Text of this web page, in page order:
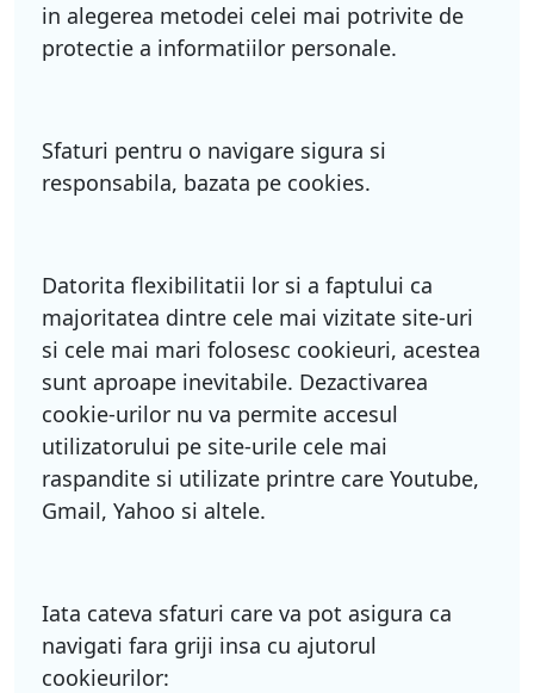
in alegerea metodei celei mai potrivite de
protectie a informatiilor personale.
Sfaturi pentru o navigare sigura si
responsabila, bazata pe cookies.
Datorita flexibilitatii lor si a faptului ca
majoritatea dintre cele mai vizitate site-uri
si cele mai mari folosesc cookieuri, acestea
sunt aproape inevitabile. Dezactivarea
cookie-urilor nu va permite accesul
utilizatorului pe site-urile cele mai
raspandite si utilizate printre care Youtube,
Gmail, Yahoo si altele.
Iata cateva sfaturi care va pot asigura ca
navigati fara griji insa cu ajutorul
cookieurilor: